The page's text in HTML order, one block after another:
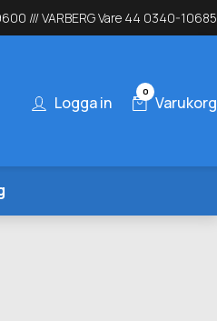
/// VARBERG Vare 44 0340-10685
Logga in
0
Varukorg